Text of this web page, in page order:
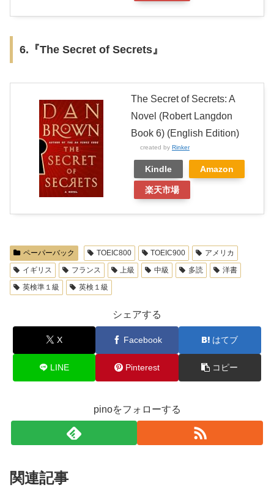
6.『The Secret of Secrets』
The Secret of Secrets: A
Novel (Robert Langdon
Book 6) (English Edition)
created by Rinker
Kindle Amazon
楽天市場
ペーパーバック TOEIC800 TOEIC900
アメリカ
イギリス
フランス 上級 中級 多読
洋書
英検準１級
英検１級
シェアする
X Facebook はてブ
LINE Pinterest コピー
pinoをフォローする
関連記事